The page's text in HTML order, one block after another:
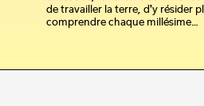
de travailler la terre, d’y résider
comprendre chaque millésime…